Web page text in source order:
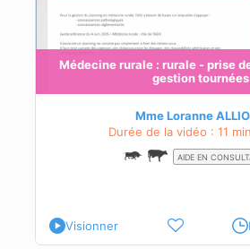
Médecine rurale : rurale - prise
gestion tournées
Mme Loranne
Durée de la vidéo : 11 min
AIDE EN
Visionner